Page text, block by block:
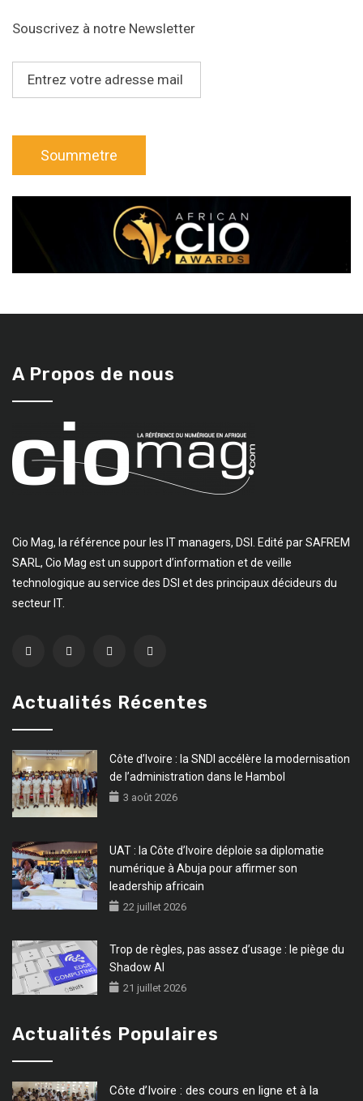
Souscrivez à notre Newsletter
A Propos de nous
Cio Mag, la référence pour les IT managers, DSI. Edité par SAFREM
SARL, Cio Mag est un support d’information et de veille
technologique au service des DSI et des principaux décideurs du
secteur IT.
Actualités Récentes
Côte d’Ivoire : la SNDI accélère la modernisation
de l’administration dans le Hambol
3 août 2026
UAT : la Côte d’Ivoire déploie sa diplomatie
numérique à Abuja pour affirmer son
leadership africain
22 juillet 2026
Trop de règles, pas assez d’usage : le piège du
Shadow AI
21 juillet 2026
Actualités Populaires
Côte d’Ivoire : des cours en ligne et à la